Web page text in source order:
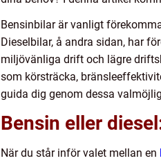
Bensinbilar är vanligt
Dieselbilar, å andra sidan, har
miljövänliga drift och lägre
som körsträcka,
guida dig genom dessa
Bensin eller
När du står inför valet mellan en